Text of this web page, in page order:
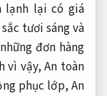
lạnh lại có giá
tươi sáng và
đơn hàng
vì vậy,An toàn
phục lớp, An